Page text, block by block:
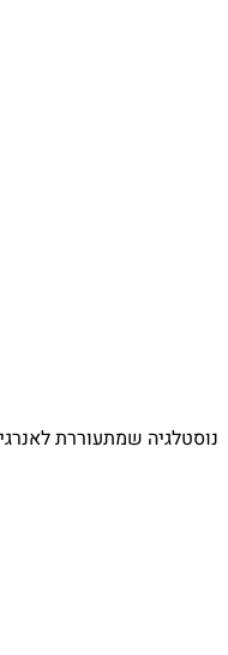
שמתעוררת